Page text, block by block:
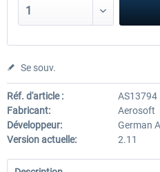
Se souv.
Réf. d'article :
AS13794
Fabricant:
Aerosoft
Développeur:
German
Version actuelle:
2.11